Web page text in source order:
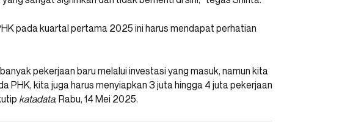
pada kuartal pertama 2025 ini harus mendapat perhatian
pekerjaan baru melalui investasi yang masuk, namun kita
PHK, kita juga harus menyiapkan 3 juta hingga 4 juta pekerjaan
katadata, Rabu, 14 Mei 2025.